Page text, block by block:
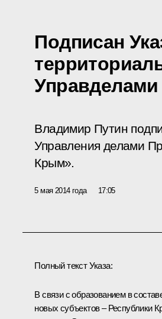
Подписан
Владимир Путин
Управления делами
Крым».
5 мая 2014 года 17:05
Полный текст Указа:
В связи с образованием в
новых субъектов – Республики